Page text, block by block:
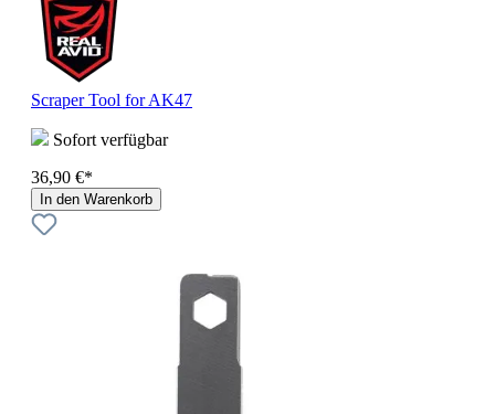
Scraper Tool for AK47
Sofort verfügbar
36,90 €*
In den Warenkorb